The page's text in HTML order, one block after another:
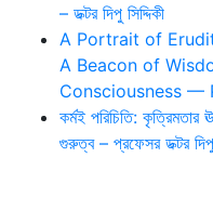
– ডক্টর দিপু সিদ্দিকী
A Portrait of
A Beacon of
Consciousness —
কর্মই পরিচিতি: কৃত্রিমতার
গুরুত্ব – প্রফেসর ডক্টর দিপু